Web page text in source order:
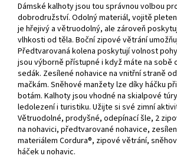
Dámské kalhoty jsou tou správnou volbou
dobrodružství. Odolný materiál, vojitě
je hřejivý a větruodolný, ale zároveň
vlhkosti od těla. Boční zipové větrání
Předtvarovaná kolena poskytují volnost
jsou výborně přístupné i když máte na sobě
sedák. Zesílené nohavice na vnitřní straně
mačkám. Sněhové manžety lze díky háčku
botám. Kalhoty jsou vhodné na skialpové
ledolezení i turistiku. Užijte si své zimní
Větruodolné, prodyšné, odepínací šle, 2
na nohavici, předtvarované nohavice,
materiálem Cordura®, zipové větrání,
háček u nohavic.